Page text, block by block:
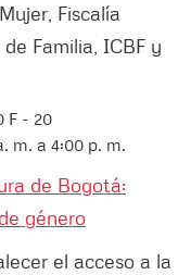
Fiscalía
Familia, ICBF y
F - 20
m. a 4:00 p. m.
de Bogotá:
género
el acceso a la